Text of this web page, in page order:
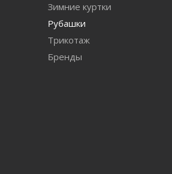
Зимние куртки
Рубашки
Трикотаж
Бренды